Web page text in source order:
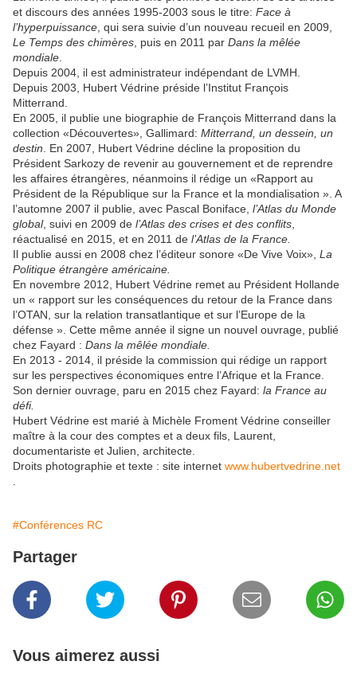
et discours des années 1995-2003 sous le titre: Face à
l’hyperpuissance , qui sera suivie d’un nouveau recueil en 2009,
Le Temps des chimères , puis en 2011 par Dans la mêlée
mondiale
Depuis 2004, il est administrateur indépendant de LVMH.
Depuis 2003, Hubert Védrine préside l’Institut François
Mitterrand.
En 2005, il publie une biographie de François Mitterrand dans la
collection «Découvertes», Gallimard: Mitterrand, un dessein, un
destin . En 2007, Hubert Védrine décline la proposition du
Président Sarkozy de revenir au gouvernement et de reprendre
les affaires étrangères, néanmoins il rédige un «Rapport au
Président de la République sur la France et la mondialisation ». A
l’automne 2007 il publie, avec Pascal Boniface, l’Atlas du Monde
global, suivi en 2009 de l’Atlas des crises et des conflits
réactualisé en 2015, et en 2011 de l’Atlas de la France.
Il publie aussi en 2008 chez l’éditeur sonore «De Vive Voix», La
Politique étrangère américaine.
En novembre 2012, Hubert Védrine remet au Président Hollande
un « rapport sur les conséquences du retour de la France dans
l’OTAN, sur la relation transatlantique et sur l’Europe de la
défense ». Cette même année il signe un nouvel ouvrage, publié
chez Fayard : Dans la mêlée mondiale.
En 2013 - 2014, il préside la commission qui rédige un rapport
sur les perspectives économiques entre l’Afrique et la France.
Son dernier ouvrage, paru en 2015 chez Fayard: la France au
défi.
Hubert Védrine est marié à Michèle Froment Védrine conseiller
maître à la cour des comptes et a deux fils, Laurent,
documentariste et Julien, architecte.
Droits photographie et texte : site internet www.hubertvedrine.net
#Conférences RC
Partager
Vous aimerez aussi